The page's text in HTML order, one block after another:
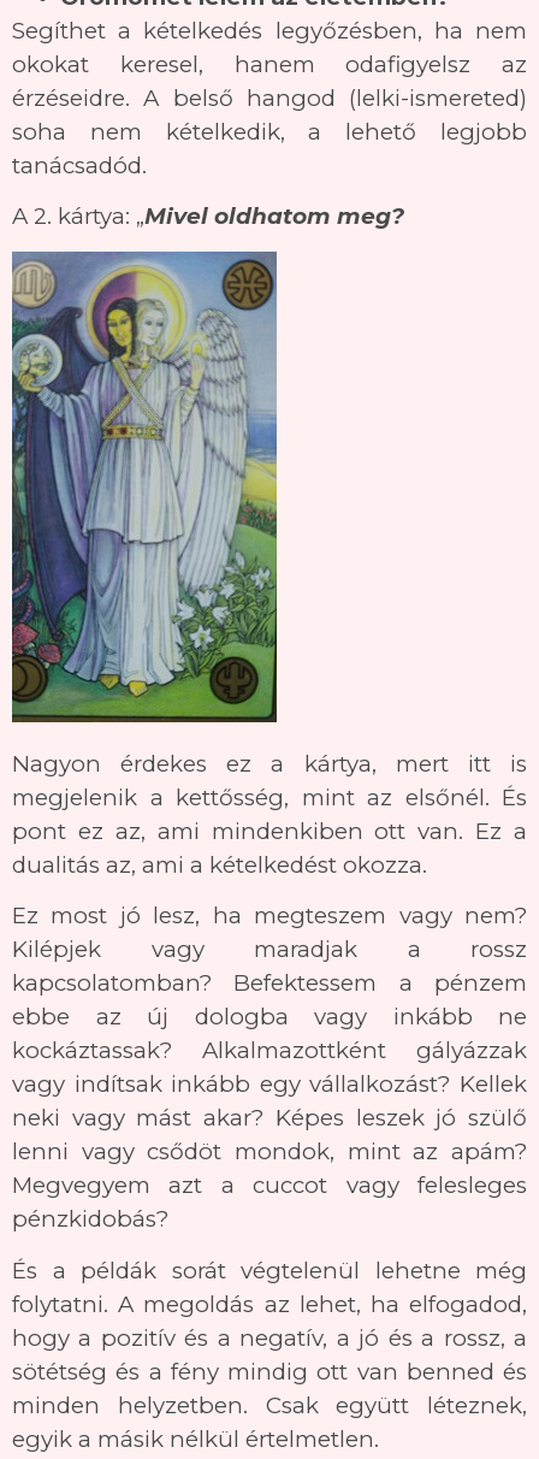
Segíthet a kételkedés legyőzésben, ha nem
okokat keresel, hanem odafigyelsz az
érzéseidre. A belső hangod (lelki-ismereted)
soha nem kételkedik, a lehető legjobb
tanácsadód.
A 2. kártya: „Mivel oldhatom meg?
Nagyon érdekes ez a kártya, mert itt is
megjelenik a kettősség, mint az elsőnél. És
pont ez az, ami mindenkiben ott van. Ez a
dualitás az, ami a kételkedést okozza.
Ez most jó lesz, ha megteszem vagy nem?
Kilépjek vagy maradjak a rossz
kapcsolatomban? Befektessem a pénzem
ebbe az új dologba vagy inkább ne
kockáztassak? Alkalmazottként gályázzak
vagy indítsak inkább egy vállalkozást? Kellek
neki vagy mást akar? Képes leszek jó szülő
lenni vagy csődöt mondok, mint az apám?
Megvegyem azt a cuccot vagy felesleges
pénzkidobás?
És a példák sorát végtelenül lehetne még
folytatni. A megoldás az lehet, ha elfogadod,
hogy a pozitív és a negatív, a jó és a rossz, a
sötétség és a fény mindig ott van benned és
minden helyzetben. Csak együtt léteznek,
egyik a másik nélkül értelmetlen.